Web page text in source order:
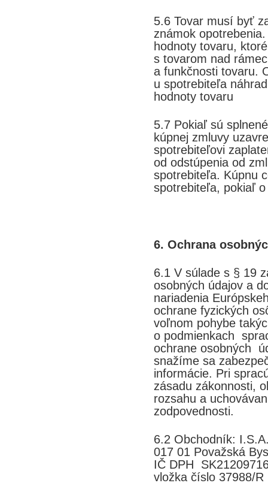
5.6 Tovar musí byť
známok
hodnoty tovaru,
s tovarom nad
a funkčnosti tovaru.
u spotrebiteľa
hodnoty tovaru
5.7 Pokiaľ sú
kúpnej zmluvy
spotrebiteľovi
od odstúpenia od
spotrebiteľa. Kúpnu
spotrebiteľa, pokiaľ
6. Ochrana
6.1 V súlade s § 19
osobných údajov a
nariadenia
ochrane fyzických
voľnom pohybe
o podmienkach
ochrane osobných
snažíme sa
informácie. Pri
zásadu zákonnosti,
rozsahu a
zodpovednosti.
6.2 Obchodník:
017 01 Považská
IČ DPH
vložka číslo 37988/R